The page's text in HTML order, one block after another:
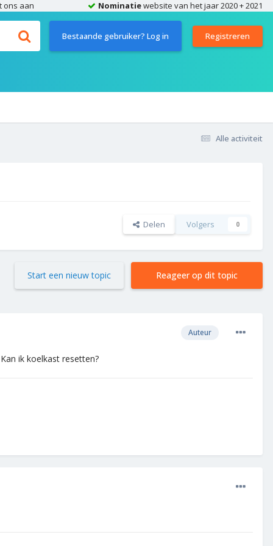
ons aan Nominatiewebsite van het jaar 2020 + 2021
Bestaande gebruiker? Log in Registreren
Alle activiteit
Delen Volgers 0
Reageer op dit topic
Start een nieuw topic
Auteur
ik koelkast resetten?